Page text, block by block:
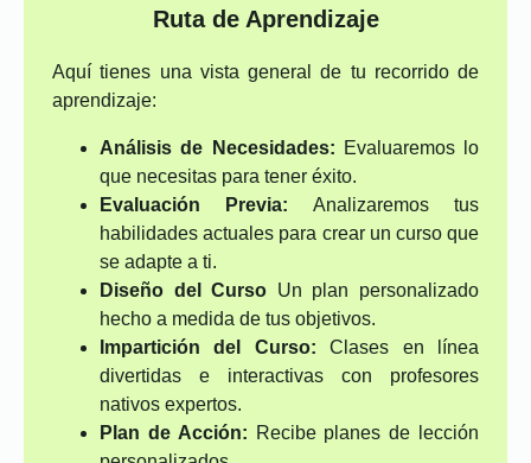
Ruta de Aprendizaje
Aquí tienes una vista general de tu recorrido de
aprendizaje:
Análisis de Necesidades: Evaluaremos lo
que necesitas para tener éxito.
Evaluación Previa: Analizaremos tus
habilidades actuales para crear un curso que
se adapte a ti.
Diseño del Curso Un plan personalizado
hecho a medida de tus objetivos.
Impartición del Curso: Clases en línea
divertidas e interactivas con profesores
nativos expertos.
Plan de Acción: Recibe planes de lección